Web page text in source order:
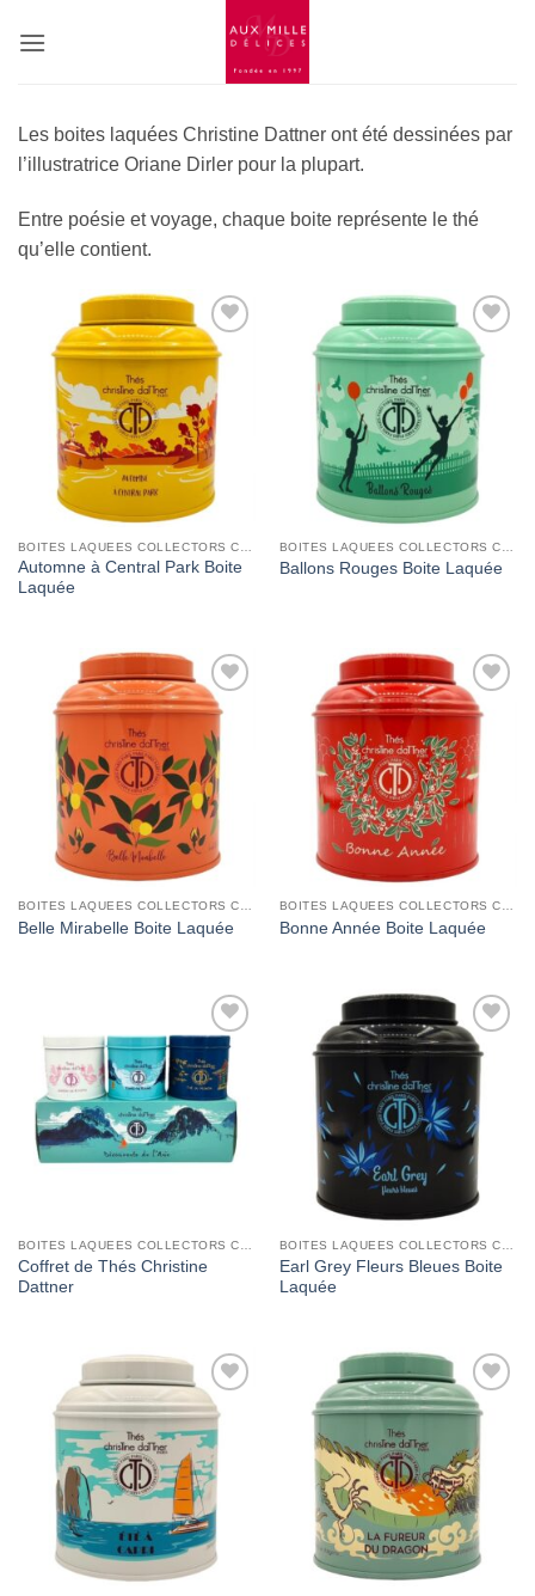
Les boites laquées Christine Dattner ont été dessinées par
l’illustratrice Oriane Dirler pour la plupart.
Entre poésie et voyage, chaque boite représente le thé
qu’elle contient.
Add to
Wishlist
Automne à Central Park Boite
Laquée
Add to
Wishlist
Ballons Rouges Boite Laquée
Add to
Belle Mirabelle Boite Laquée
Add to
Bonne Année Boite Laquée
Add to
Wishlist
BOITES LAQUEES COLLECTORS CHRISTINE DATTNER
Coffret de Thés Christine
Dattner
Add to
BOITES LAQUEES COLLECTORS CHRISTINE DATTNER
Earl Grey Fleurs Bleues Boite
Laquée
Add to
Wishlist
Add to